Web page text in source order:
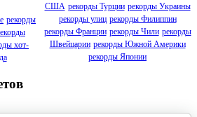
рекорды
хот-
США рекорды Турции рекорды Украины
рекорды улиц рекорды Филиппин
рекорды Франции рекорды Чили рекорды
Швейцарии рекорды Южной Америки
рекорды Японии